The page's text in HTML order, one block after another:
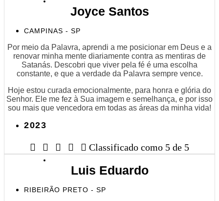
Joyce Santos
CAMPINAS - SP
Por meio da Palavra, aprendi a me posicionar em Deus e a
renovar minha mente diariamente contra as mentiras de
Satanás. Descobri que viver pela fé é uma escolha
constante, e que a verdade da Palavra sempre vence.
Hoje estou curada emocionalmente, para honra e glória do
Senhor. Ele me fez à Sua imagem e semelhança, e por isso
sou mais que vencedora em todas as áreas da minha vida!
2023
     Classificado como 5 de 5
Luis Eduardo
RIBEIRÃO PRETO - SP